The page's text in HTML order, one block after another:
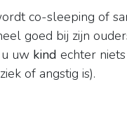
co-sleeping of
goed bij zijn
uw kind echter
ziek of angstig is).